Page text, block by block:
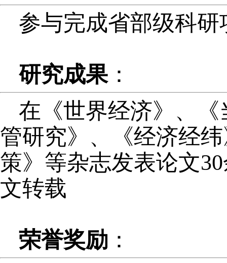
参与完成省部级科研
研究成果：
在《世界经济》、
管研究》、《经济经
策》等杂志发表论文
文转载
荣誉奖励 ：